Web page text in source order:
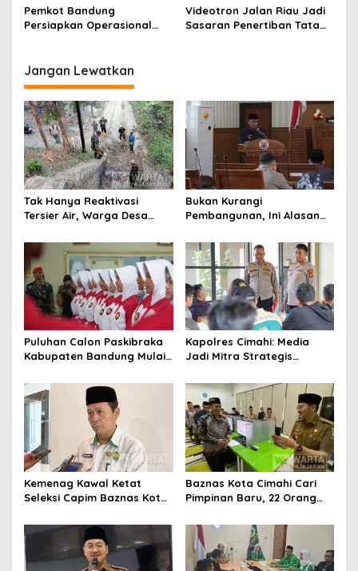
PDRB Terbesar
Husein Sastranegara Makin
Nyata
Pemkot Bandung
Persiapkan Operasional
Layani Boeing Hingga
Airbus
Videotron Jalan Riau Jadi
Sasaran Penertiban Tata
Jangan Lewatkan
Tak Hanya Reaktivasi
Tersier Air, Warga Desa
Alternatif di Padalarang
Bukan Kurangi
Pembangunan, Ini Alasan
Pengurangan Belanja
Daerah
Puluhan Calon Paskibraka
Kabupaten Bandung Mulai
Kapolres Cimahi: Media
Jadi Mitra Strategis
Publik
Kemenag Kawal Ketat
Seleksi Capim Baznas Kota
Komisioner Baznas
Berintegritas
Baznas Kota Cimahi Cari
Pimpinan Baru, 22 Orang